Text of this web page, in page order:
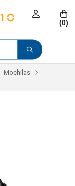
(0)
Mochilas